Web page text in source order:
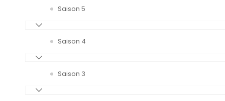
Saison 5
Saison 4
Saison 3